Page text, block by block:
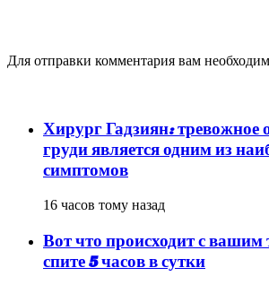
Для отправки комментария вам
Хирург Гадзиян: тревожное
груди является одним из
симптомов
16 часов тому назад
Вот что происходит с вашим
спите 5 часов в сутки